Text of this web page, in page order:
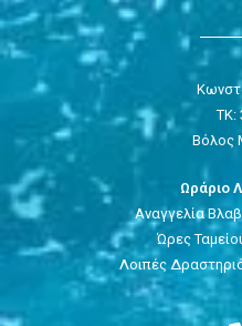
ΤΚ:
Βόλος
Ωράριο
Αναγγελία
Ώρες
Λοιπές